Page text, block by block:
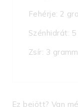
Fehérje: 2
Szénhidrát:
Zsír: 3 gramm
Ez bejött? Van